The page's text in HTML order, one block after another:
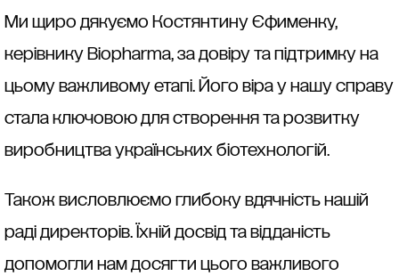
Ми щиро дякуємо Костянтину Єфименку,
керівнику Biopharma, за довіру та підтримку на
цьому важливому етапі. Його віра у нашу справу
стала ключовою для створення та розвитку
виробництва українських біотехнологій.
Також висловлюємо глибоку вдячність нашій
раді директорів. Їхній досвід та відданість
допомогли нам досягти цього важливого